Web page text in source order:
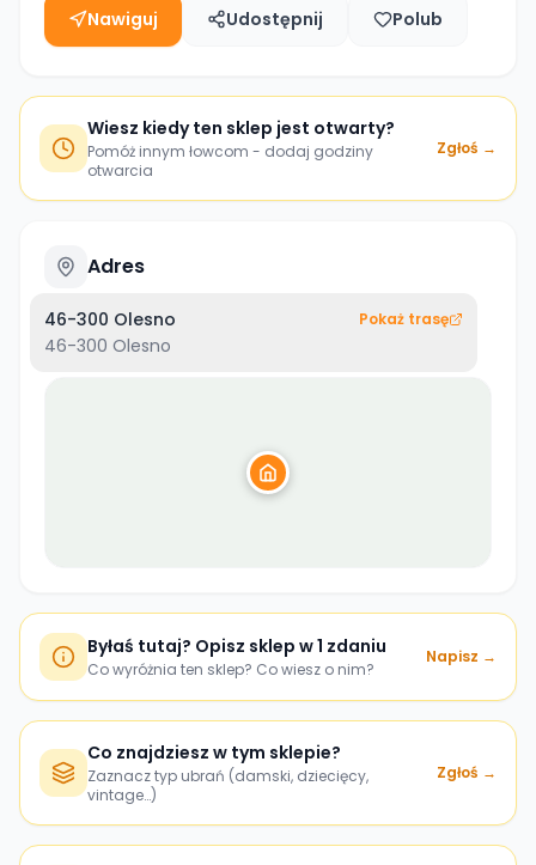
Nawiguj Udostępnij Polub
Wiesz kiedy ten sklep jest otwarty?
Pomóż innym łowcom - dodaj godziny
otwarcia
Zgłoś →
Adres
46-300 Olesno
46-300 Olesno
Pokaż trasę
Byłaś tutaj? Opisz sklep w 1 zdaniu
Co wyróżnia ten sklep? Co wiesz o nim?
Napisz →
Co znajdziesz w tym sklepie?
Zaznacz typ ubrań (damski, dziecięcy,
vintage…)
Zgłoś →